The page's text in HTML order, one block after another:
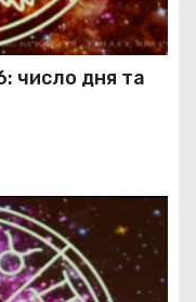
число дня та